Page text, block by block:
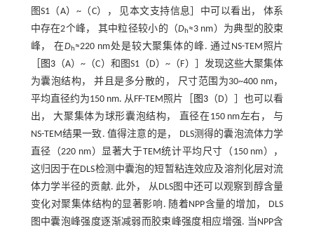
图S1（A）~（C）， 见本文支持信息］中可以看出， 体系
中存在2个峰， 其中粒径较小的（Dh≈3 nm）为典型的胶束
峰， 在Dh≈220 nm处是较大聚集体的峰. 通过NS-TEM照片
图3（A）~（C）和图S1（D）~（F）］发现这些大聚集体
为囊泡结构， 并且是多分散的， 尺寸范围为30~400 nm，
平均直径约为150 nm. 从FF-TEM照片［
图3（D）］也可以看
出， 大聚集体为球形囊泡结构， 直径在150 nm左右， 与
NS-TEM结果一致. 值得注意的是， DLS测得的囊泡流体力学
直径（220 nm）显著大于TEM统计平均尺寸（150 nm），
这归因于在DLS检测中囊泡的短暂粘连效应及溶剂化层对流
体力学半径的贡献. 此外， 从DLS图中还可以观察到醇含量
变化对聚集体结构的显著影响. 随着NPP含量的增加， DLS
图中囊泡峰强度逐渐减弱而胶束峰强度相应增强. 当NPP含